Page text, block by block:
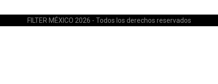
FILTER MÉXICO 2026 - Todos los derechos reservados